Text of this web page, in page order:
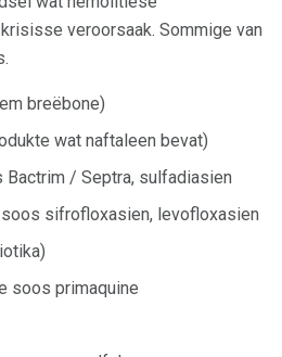
veroorsaak. Sommige van
breëbone)
wat naftaleen bevat)
/ Septra, sulfadiasien
sifrofloxasien, levofloxasien
soos primaquine